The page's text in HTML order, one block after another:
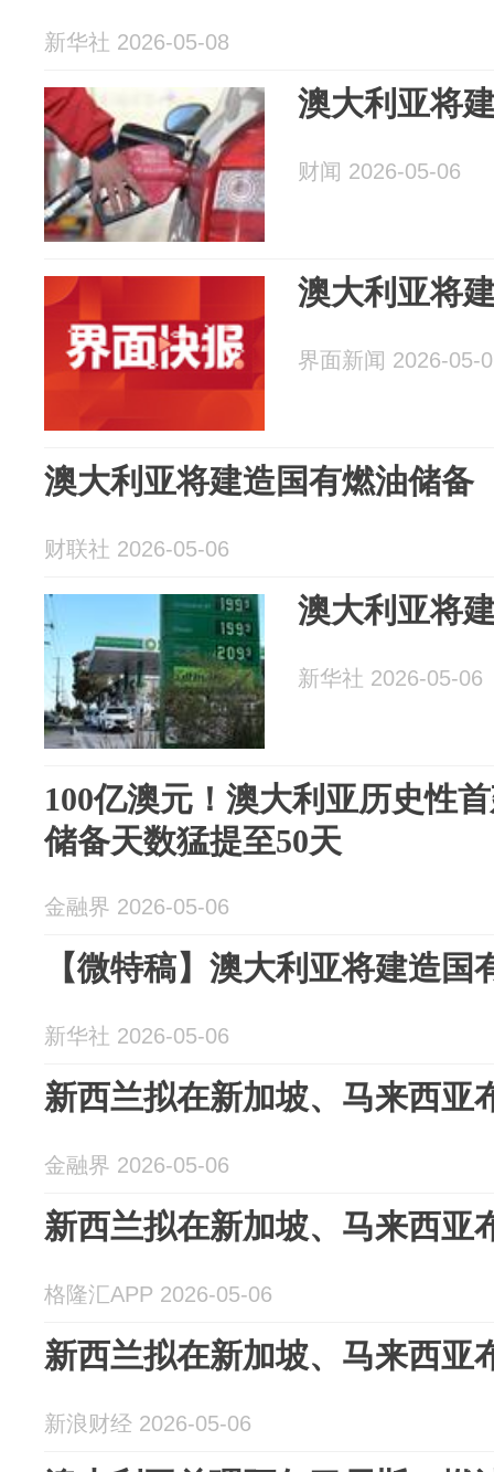
新华社 2026-05-08
澳大利亚将
财闻 2026-05-06
澳大利亚将
界面新闻 2026-05-
澳大利亚将建造国有燃油储备
财联社 2026-05-06
澳大利亚将
新华社 2026-05-06
100亿澳元！澳大利亚历史性
储备天数猛提至50天
金融界 2026-05-06
【微特稿】澳大利亚将建造国
新华社 2026-05-06
新西兰拟在新加坡、马来西亚
金融界 2026-05-06
新西兰拟在新加坡、马来西亚
格隆汇APP 2026-05-06
新西兰拟在新加坡、马来西亚
新浪财经 2026-05-06